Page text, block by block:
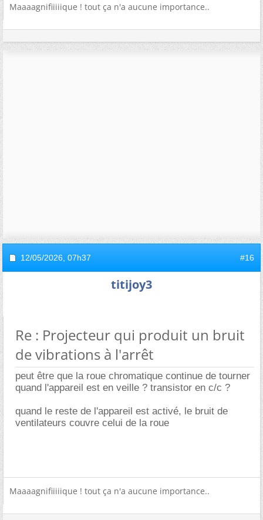
Maaaagnifiiiiique ! tout ça n'a aucune importance..
12/05/2026, 07h37 #16
titijoy3
Re : Projecteur qui produit un bruit
de vibrations à l'arrêt
peut être que la roue chromatique continue de tourner
quand l'appareil est en veille ? transistor en c/c ?
quand le reste de l'appareil est activé, le bruit de
ventilateurs couvre celui de la roue
Maaaagnifiiiiique ! tout ça n'a aucune importance..